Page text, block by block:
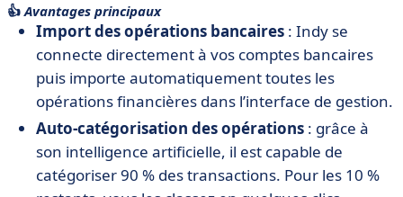
👍Avantages principaux
Import des opérations bancaires : Indy se
connecte directement à vos comptes bancaires
puis importe automatiquement toutes les
opérations financières dans l’interface de gestion.
Auto-catégorisation des opérations : grâce à
son intelligence artificielle, il est capable de
catégoriser 90 % des transactions. Pour les 10 %